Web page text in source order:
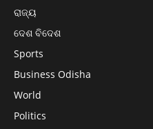
ରାଜ୍ୟ
ଦେଶ ବିଦେଶ
Sports
Business Odisha
World
Politics